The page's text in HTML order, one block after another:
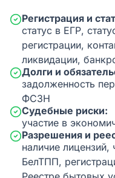
Регистрация и
статус в ЕГР,
регистрации,
ликвидации,
Долги и
задолженность
ФСЗН
Судебные риски:
участие в
Разрешения и
наличие
БелТПП,